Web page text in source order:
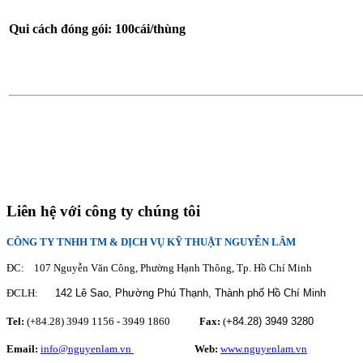
Qui cách đóng gói: 100cái/thùng
Liên hệ với công ty chúng tôi
CÔNG TY TNHH TM & DỊCH VỤ KỸ THUẬT NGUYỄN LÂM
ĐC: 107 Nguyễn Văn Công, Phường Hạnh Thông, Tp. Hồ Chí Minh
ĐCLH: 142 Lê Sao, Phường Phú Thạnh, Thành phố Hồ Chí Minh
Tel: (+84.28) 3949 1156 - 3949 1860 Fax: (+84.28) 3949 3280
Email: info@nguyenlam.vn Web: www.nguyenlam.vn